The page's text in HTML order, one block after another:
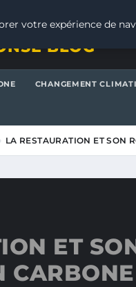
BLOG
CHANGEMENT
LA RESTAURATION ET SON
ET
CARBONE
votre expérience de